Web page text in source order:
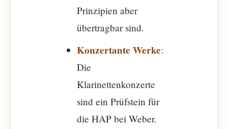
Prinzipien aber
übertragbar sind.
Konzertante Werke:
Die
Klarinettenkonzerte
sind ein Prüfstein für
die HAP bei Weber.